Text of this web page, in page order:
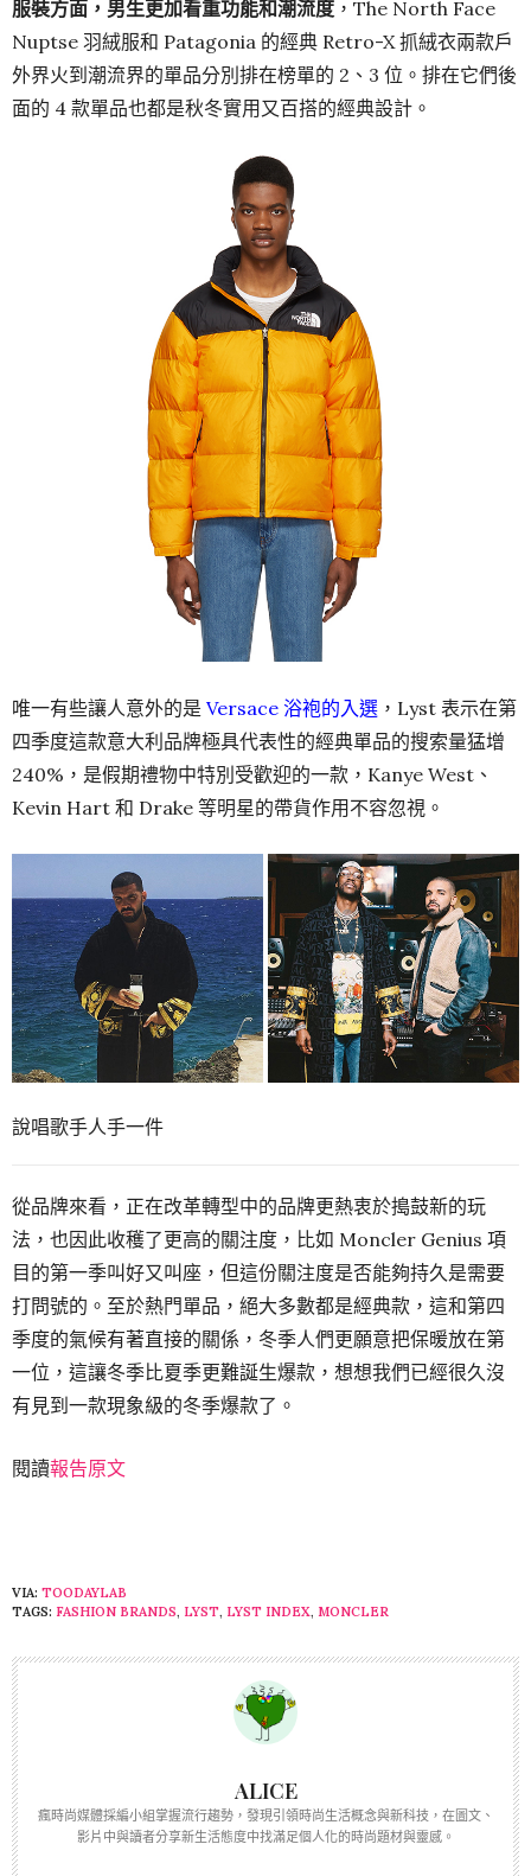
服裝方面，男生更加看重功能和潮流度 ，The North Face
Nuptse 羽絨服和 Patagonia 的經典 Retro-X 抓絨衣兩款戶
外界火到潮流界的單品分別排在榜單的 2、3 位。排在它們後
面的 4 款單品也都是秋冬實用又百搭的經典設計。
唯一有些讓人意外的是 Versace 浴袍的入選 ，Lyst 表示在第
四季度這款意大利品牌極具代表性的經典單品的搜索量猛增
240%，是假期禮物中特別受歡迎的一款，Kanye West、
Kevin Hart 和 Drake 等明星的帶貨作用不容忽視。
說唱歌手人手一件
從品牌來看，正在改革轉型中的品牌更熱衷於搗鼓新的玩
法，也因此收穫了更高的關注度，比如 Moncler Genius 項
目的第一季叫好又叫座，但這份關注度是否能夠持久是需要
打問號的。至於熱門單品，絕大多數都是經典款，這和第四
季度的氣候有著直接的關係，冬季人們更願意把保暖放在第
一位，這讓冬季比夏季更難誕生爆款，想想我們已經很久沒
有見到一款現象級的冬季爆款了。
閱讀報告原文
VIA: TOODAYLAB
TAGS: FASHION BRANDS, LYST, LYST INDEX, MONCLER
ALICE
瘋時尚媒體採編小組掌握流行趨勢，發現引領時尚生活概念與新科技，在圖文、
影片中與讀者分享新生活態度中找滿足個人化的時尚題材與靈感。